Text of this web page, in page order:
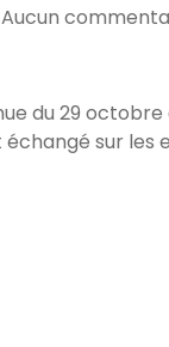
Aucun
du 29
sur les